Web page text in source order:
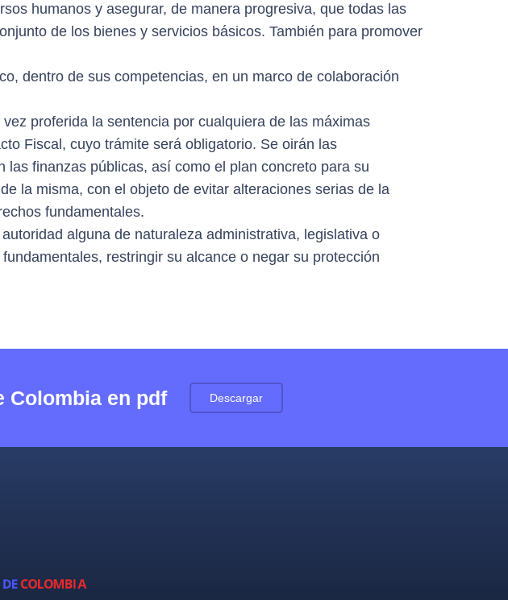
humanos y asegurar, de manera progresiva, que todas las
de los bienes y servicios básicos. También para promover
dentro de sus competencias, en un marco de colaboración
proferida la sentencia por cualquiera de las máximas
Fiscal, cuyo trámite será obligatorio. Se oirán las
finanzas públicas, así como el plan concreto para su
la misma, con el objeto de evitar alteraciones serias de la
fundamentales.
alguna de naturaleza administrativa, legislativa o
restringir su alcance o negar su protección
Colombia en pdf Descargar